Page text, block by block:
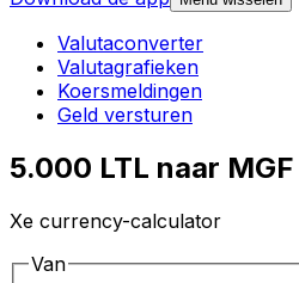
Valutaconverter
Valutagrafieken
Koersmeldingen
Geld versturen
5.000 LTL naar
Xe currency-calculator
Van